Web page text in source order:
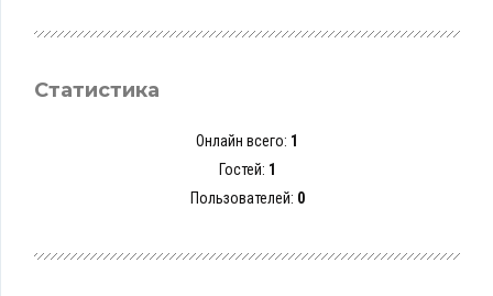
Статистика
Онлайн всего: 1
Гостей: 1
Пользователей: 0